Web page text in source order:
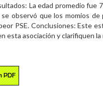
La edad promedio fue
observó que los momios
PSE. Conclusiones: Este
esta asociación y